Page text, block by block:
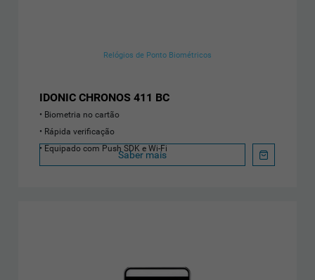
Relógios de Ponto Biométricos
IDONIC CHRONOS 411 BC
Biometria no cartão
Rápida verificação
Equipado com Push SDK e Wi-Fi
Saber mais